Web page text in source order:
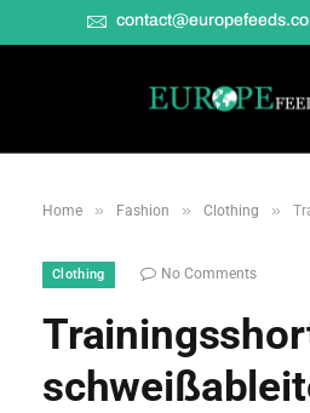
Home » Fashion » Clothing »
Clothing No Comments